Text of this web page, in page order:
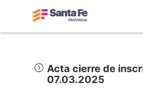
Acta cierre de
07.03.2025